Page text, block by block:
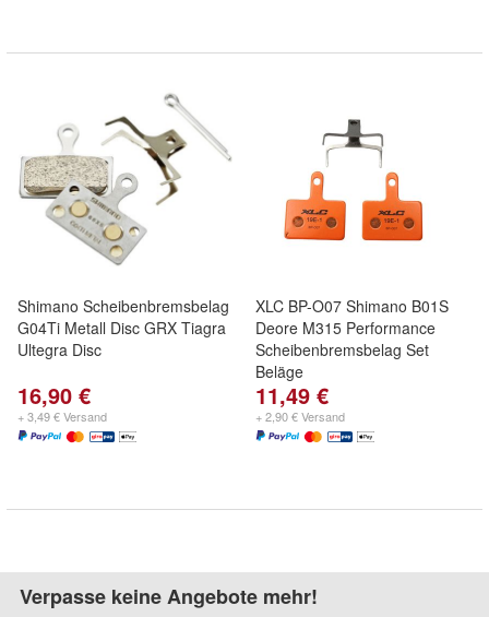
Shimano Scheibenbremsbelag
G04Ti Metall Disc GRX Tiagra
Ultegra Disc
16,90 €
+ 3,49 € Versand
XLC BP-O07 Shimano B01S
Deore M315 Performance
Scheibenbremsbelag Set
Beläge
11,49 €
+ 2,90 € Versand
Verpasse keine Angebote mehr!